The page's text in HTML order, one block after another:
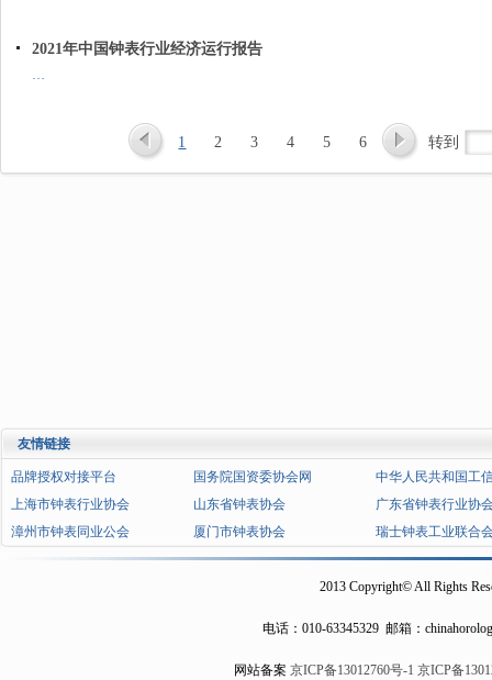
2021年中国钟表行业经济运行报告
…
1 2 3 4 5 6 转到
友情链接
品牌授权对接平台 国务院国资委协会网
中华人民共和国工
上海市钟表行业协会
山东省钟表协会
广东省钟表行业协
漳州市钟表同业公会
厦门市钟表协会 瑞士钟表工业联合
2013 Copyright© All Rights
电话： 010-63345329 邮箱：
网站备案 京ICP备13012760号-1 京ICP备